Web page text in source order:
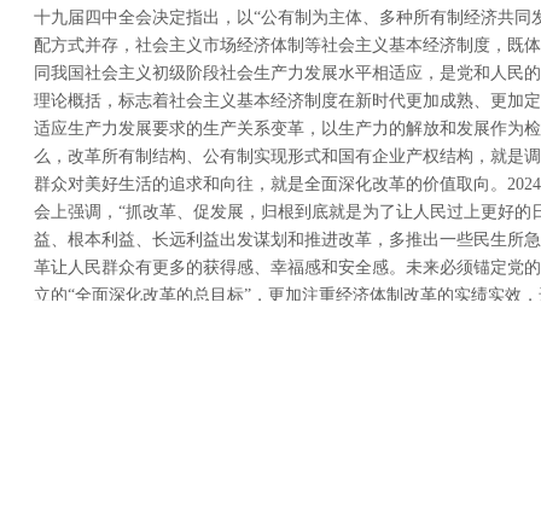
十九届四中全会决定指出，以“公有制为主体、多种所有制经济共同
配方式并存，社会主义市场经济体制等社会主义基本经济制度，既
同我国社会主义初级阶段社会生产力发展水平相适应，是党和人民
理论概括，标志着社会主义基本经济制度在新时代更加成熟、更加
适应生产力发展要求的生产关系变革，以生产力的解放和发展作为
么，改革所有制结构、公有制实现形式和国有企业产权结构，就是
群众对美好生活的追求和向往，就是全面深化改革的价值取向。
会上强调，“抓改革、促发展，归根到底就是为了让人民过上更好的
益、根本利益、长远利益出发谋划和推进改革，多推出一些民生所
革让人民群众有更多的获得感、幸福感和安全感。未来必须锚定党
立的“全面深化改革的总目标”，更加注重经济体制改革的实绩实效